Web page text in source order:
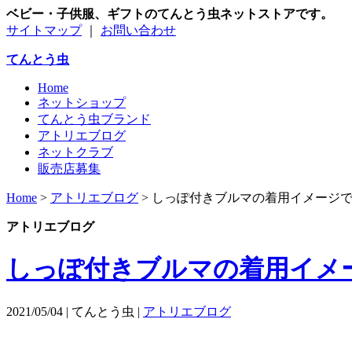
ベビー・子供服、ギフトのてんとう虫ネットストアです。
サイトマップ｜ お問い合わせ
てんとう虫
Home
ネットショップ
てんとう虫ブランド
アトリエブログ
ネットクラブ
販売店募集
Home > アトリエブログ > しっぽ付きブルマの着用イメージで
アトリエブログ
しっぽ付きブルマの着用イメ
2021/05/04 | てんとう虫 | アトリエブログ